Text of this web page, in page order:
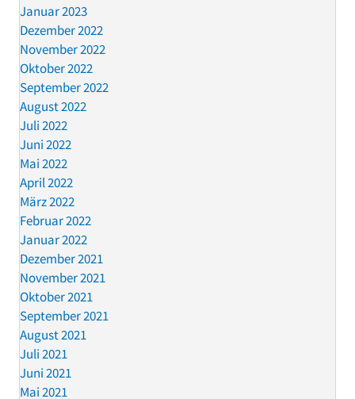
Januar 2023
Dezember 2022
November 2022
Oktober 2022
September 2022
August 2022
Juli 2022
Juni 2022
Mai 2022
April 2022
März 2022
Februar 2022
Januar 2022
Dezember 2021
November 2021
Oktober 2021
September 2021
August 2021
Juli 2021
Juni 2021
Mai 2021